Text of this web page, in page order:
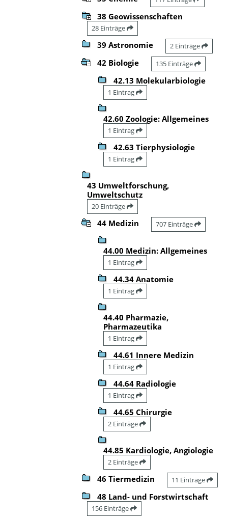
38 Geowissenschaften
28 Einträge
39 Astronomie 2 Einträge
42 Biologie 135 Einträge
42.13 Molekularbiologie
1 Eintrag
42.60 Zoologie: Allgemeines
1 Eintrag
42.63 Tierphysiologie
1 Eintrag
43 Umweltforschung,
Umweltschutz
20 Einträge
44 Medizin 707 Einträge
44.00 Medizin: Allgemeines
1 Eintrag
44.34 Anatomie
1 Eintrag
44.40 Pharmazie,
Pharmazeutika
1 Eintrag
44.61 Innere Medizin
1 Eintrag
44.64 Radiologie
1 Eintrag
44.65 Chirurgie
2 Einträge
44.85 Kardiologie, Angiologie
2 Einträge
46 Tiermedizin 11 Einträge
48 Land- und Forstwirtschaft
156 Einträge